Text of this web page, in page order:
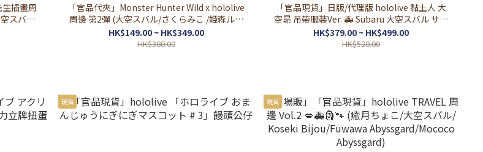
插畫周
スバル/
/宝鐘
イ/博衣
「官品代夾」Monster Hunter Wild x hololive
周邊 第2彈 (大空スバル/さくらみこ /姫森ルー
ナ /博衣こより)
HK$149.00 ~ HK$349.00
HK$380.00
「官品現貨」日版/代理版 hololive 黏土人 大
空昴 吊帶服裝Ver. 🚑 Subaru 大空スバル サス
ペンダー衣装Ver.
HK$379.00 ~ HK$499.00
HK$520.00
現貨 現貨